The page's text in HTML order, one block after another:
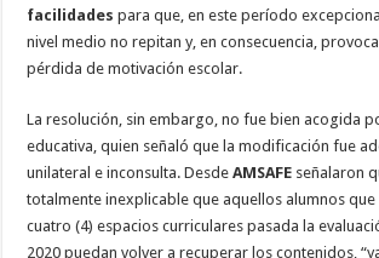
facilidades para que, en este período
nivel medio no repitan y, en consecuencia,
pérdida de motivación escolar.
La resolución, sin embargo, no fue bien acogida
educativa, quien señaló que la modificación fue
unilateral e inconsulta. DesdeAMSAFE señalaron
totalmente inexplicable que aquellos alumnos que
cuatro (4) espacios curriculares pasada la
2020 puedan volver a recuperar los contenidos,